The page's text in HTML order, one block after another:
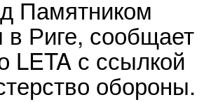
Памятником
Риге, сообщает
LETA с ссылкой
обороны.